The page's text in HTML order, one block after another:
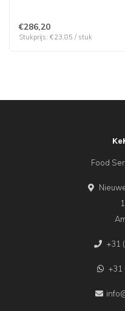
€286,20
Stukprijs: €23,85 / stuk
Food
+31
+31